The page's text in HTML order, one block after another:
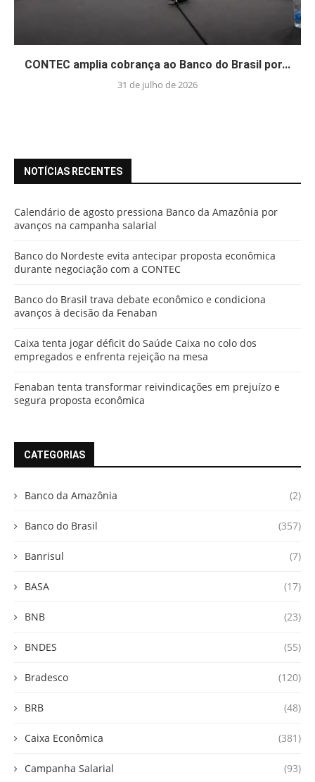
CONTEC amplia cobrança ao Banco do Brasil por...
31 de julho de 2026
NOTÍCIAS RECENTES
Calendário de agosto pressiona Banco da Amazônia por
avanços na campanha salarial
Banco do Nordeste evita antecipar proposta econômica
durante negociação com a CONTEC
Banco do Brasil trava debate econômico e condiciona
avanços à decisão da Fenaban
Caixa tenta jogar déficit do Saúde Caixa no colo dos
empregados e enfrenta rejeição na mesa
Fenaban tenta transformar reivindicações em prejuízo e
segura proposta econômica
CATEGORIAS
Banco da Amazônia (2)
Banco do Brasil (357)
Banrisul (7)
BASA (17)
BNB (23)
BNDES (55)
Bradesco (120)
BRB (48)
Caixa Econômica (381)
Campanha Salarial (93)